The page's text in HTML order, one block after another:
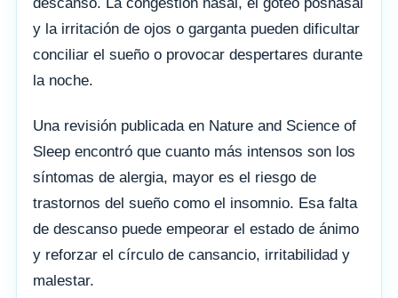
y la irritación de ojos o garganta pueden dificultar
conciliar el sueño o provocar despertares durante
la noche.
Una revisión publicada en Nature and Science of
Sleep encontró que cuanto más intensos son los
síntomas de alergia, mayor es el riesgo de
trastornos del sueño como el insomnio. Esa falta
de descanso puede empeorar el estado de ánimo
y reforzar el círculo de cansancio, irritabilidad y
malestar.